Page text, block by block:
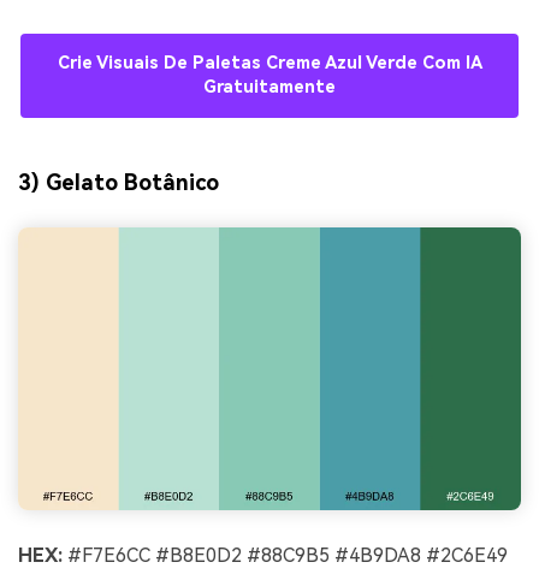
Crie Visuais De Paletas Creme Azul Verde Com IA
Gratuitamente
3) Gelato Botânico
HEX: #F7E6CC #B8E0D2 #88C9B5 #4B9DA8 #2C6E49